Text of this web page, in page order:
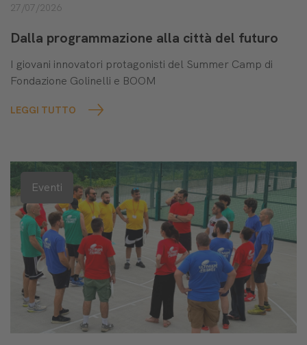
27/07/2026
Dalla programmazione alla città del futuro
I giovani innovatori protagonisti del Summer Camp di
Fondazione Golinelli e BOOM
LEGGI TUTTO
Eventi